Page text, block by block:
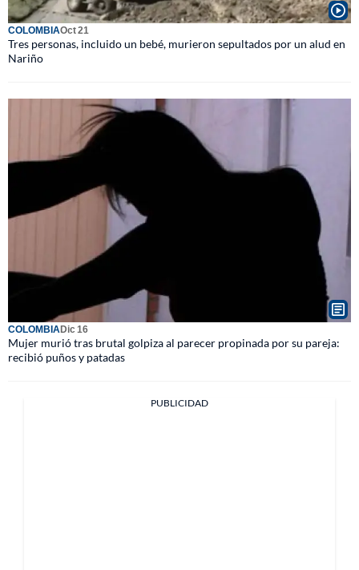
COLOMBIAOct 21
Tres personas, incluido un bebé, murieron sepultados por un alud en
Nariño
COLOMBIADic 16
Mujer murió tras brutal golpiza al parecer propinada por su pareja:
recibió puños y patadas
PUBLICIDAD